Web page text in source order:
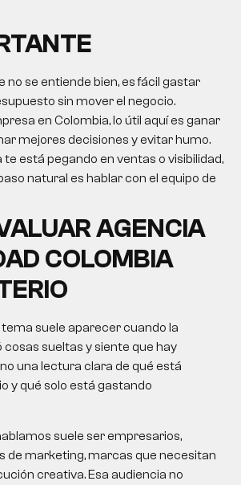
no se entiende bien, es fácil gastar
sin mover el negocio.
en Colombia, lo útil aquí es ganar
mejores decisiones y evitar humo.
te está pegando en ventas o visibilidad,
natural es hablar con el equipo de
AGENCIA
COLOMBIA
tema suele aparecer cuando la
sueltas y siente que hay
una lectura clara de qué está
y qué solo está gastando
suele ser empresarios,
de marketing, marcas que necesitan
creativa. Esa audiencia no